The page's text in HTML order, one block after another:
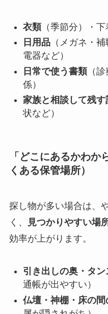
衣類（季節分）・
日用品（メガネ・
電器など）
日常で使う書類（診
係）
家族と相談して残す
状など）
「どこにあるかわか
くある保管場所）
探し物が多い場合は、
く、
見つかりやすい場
効率が上がります。
引き出しの奥・タ
通帳が出やすい）
仏壇・神棚・床の間